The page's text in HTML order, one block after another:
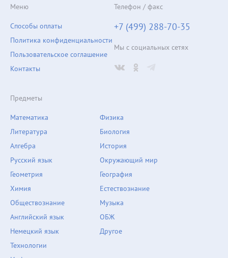
Предметы
Математика
Литература
Алгебра
Русский язык
Геометрия
Химия
Физика
Биология
История
Окружающий мир
География
Естествознание
Обществознание
Английский язык
Немецкий язык
Технологии
Музыка
ОБЖ
Другое
Меню
Способы оплаты
Политика конфиденциальности
Пользовательское соглашение
Контакты
Телефон / факс
+7 (499) 288-70-35
Мы с социальных сетях